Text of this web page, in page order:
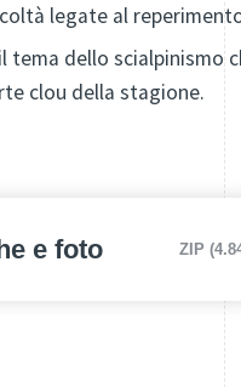
legate al
tema dello scialpinismo
clou della stagione.
e foto ZIP